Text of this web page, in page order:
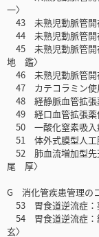
一〉
43 未熟児動脈管開
44 未熟児動脈管開
45 未熟児動脈管開
地 鑑〉
46 未熟児動脈管開
47 カテコラミン使
48 経静脈血管拡張
49 経口血管拡張薬
50 一酸化窒素吸入
51 体外式膜型人工
52 肺血流増加型先
尾 厚〉
G 消化管疾患管理の
53 胃食道逆流症：
54 胃食道逆流症：
玄〉